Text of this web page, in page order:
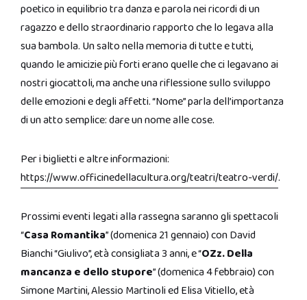
poetico in equilibrio tra danza e parola nei ricordi di un
ragazzo e dello straordinario rapporto che lo legava alla
sua bambola. Un salto nella memoria di tutte e tutti,
quando le amicizie più forti erano quelle che ci legavano ai
nostri giocattoli, ma anche una riflessione sullo sviluppo
delle emozioni e degli affetti. “Nome” parla dell’importanza
di un atto semplice: dare un nome alle cose.
Per i biglietti e altre informazioni:
https://www.officinedellacultura.org/teatri/teatro-verdi/.
Prossimi eventi legati alla rassegna saranno gli spettacoli
“Casa Romantika” (domenica 21 gennaio) con David
Bianchi “Giulivo”, età consigliata 3 anni, e “OZz. Della
mancanza e dello stupore” (domenica 4 febbraio) con
Simone Martini, Alessio Martinoli ed Elisa Vitiello, età